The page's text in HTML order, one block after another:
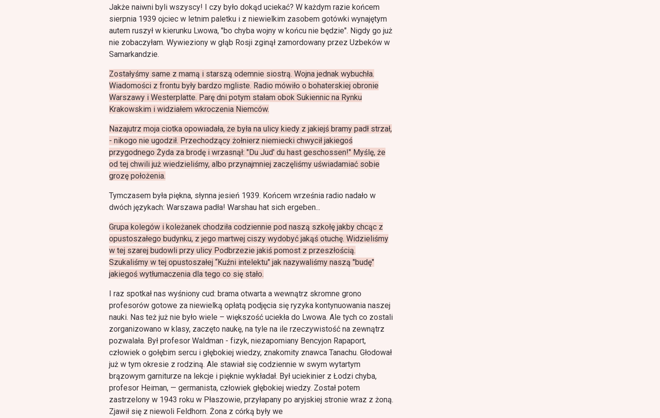
Jakże naiwni byli wszyscy! I czy było dokąd uciekać? W każdym razie końcem
sierpnia 1939 ojciec w letnim paletku i z niewielkim zasobem gotówki wynajętym
autem ruszył w kierunku Lwowa, "bo chyba wojny w końcu nie będzie". Nigdy go już
nie zobaczyłam. Wywieziony w głąb Rosji zginął zamordowany przez Uzbeków w
Samarkandzie.
Zostałyśmy same z mamą i starszą odemnie siostrą. Wojna jednak wybuchła.
Wiadomości z frontu były bardzo mgliste. Radio mówiło o bohaterskiej obronie
Warszawy i Westerplatte. Parę dni potym stałam obok Sukiennic na Rynku
Krakowskim i widziałem wkroczenia Niemców.
Nazajutrz moja ciotka opowiadała, że była na ulicy kiedy z jakiejś bramy padł strzał,
- nikogo nie ugodził. Przechodzący żołnierz niemiecki chwycił jakiegoś
przygodnego Żyda za brodę i wrzasnął: "Du Jud' du hast geschossen!" Myślę, że
od tej chwili już wiedzieliśmy, albo przynajmniej zaczęliśmy uświadamiać sobie
grozę położenia.
Tymczasem była piękna, słynna jesień 1939. Końcem września radio nadało w
dwóch językach: Warszawa padła! Warshau hat sich ergeben...
Grupa kolegów i koleżanek chodziła codziennie pod naszą szkołę jakby chcąc z
opustoszałego budynku, z jego martwej ciszy wydobyć jakąś otuchę. Widzieliśmy
w tej szarej budowli przy ulicy Podbrzezie jakiś pomost z przeszłością.
Szukaliśmy w tej opustoszałej “Kuźni intelektu" jak nazywaliśmy naszą "budę"
jakiegoś wytłumaczenia dla tego co się stało.
I raz spotkał nas wyśniony cud: brama otwarta a wewnątrz skromne grono
profesorów gotowe za niewielką opłatą podjęcia się ryzyka kontynuowania naszej
nauki. Nas też już nie było wiele – większość uciekła do Lwowa. Ale tych co zostali
zorganizowano w klasy, zaczęto naukę, na tyle na ile rzeczywistość na zewnątrz
pozwalała. Był profesor Waldman - fizyk, niezapomiany Bencyjon Rapaport,
człowiek o gołębim sercu i głębokiej wiedzy, znakomity znawca Tanachu. Głodował
już w tym okresie z rodziną. Ale stawiał się codziennie w swym wytartym
brązowym garniturze na lekcje i pięknie wykładał. Był uciekinier z Łodzi chyba,
profesor Heiman, — germanista, człowiek głębokiej wiedzy. Został potem
zastrzelony w 1943 roku w Płaszowie, przyłapany po aryjskiej stronie wraz z żoną.
Zjawił się z niewoli Feldhorn. Żona z córką były we